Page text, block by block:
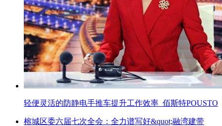
轻便灵活的防静电手推车提升工作效率_佰斯特POUSTO
榕城区委六届七次全会：全力谱写好&quot;融湾建带